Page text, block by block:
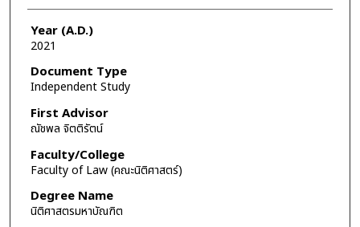
Year (A.D.)
2021
Document Type
Independent Study
First Advisor
ณัชพล จิตติรัตน์
Faculty/College
Faculty of Law (คณะนิติศาสตร์)
Degree Name
นิติศาสตรมหาบัณฑิต